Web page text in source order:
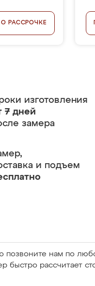
О РАССРОЧКЕ
изготовления
7 дней
замера
и подъем
позвоните нам по
быстро рассчитает